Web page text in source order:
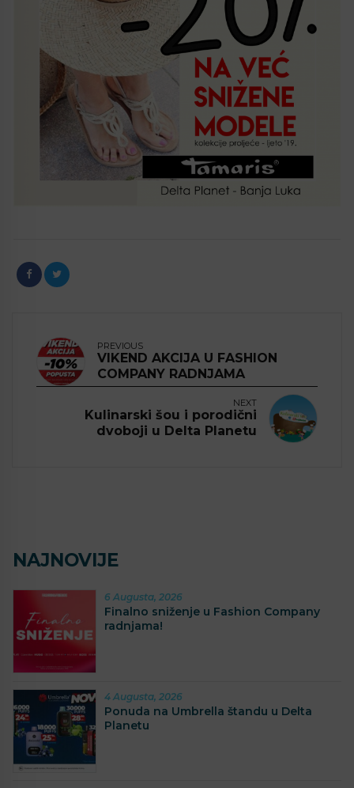
PREVIOUS
VIKEND AKCIJA U FASHION
COMPANY RADNJAMA
NEXT
Kulinarski šou i porodični
dvoboji u Delta Planetu
NAJNOVIJE
6 Augusta, 2026
Finalno sniženje u Fashion Company
radnjama!
4 Augusta, 2026
Ponuda na Umbrella štandu u Delta
Planetu